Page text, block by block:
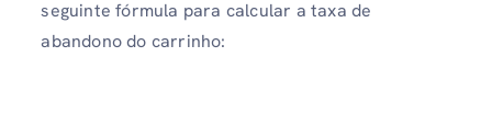
seguinte fórmula para calcular a taxa de
abandono do carrinho: